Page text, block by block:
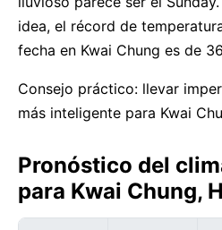
idea, el récord de
fecha en Kwai Chung es de
Consejo práctico: llevar
más inteligente para Kwai
Pronóstico del
para Kwai Chung,